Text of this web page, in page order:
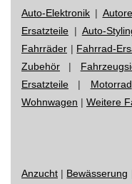
Auto-Elektronik |
Ersatzteile | Auto-
Fahrräder | Fahrrad-
Zubehör |
Ersatzteile | Motorrad
Wohnwagen | Weitere
Anzucht | Bewässerung